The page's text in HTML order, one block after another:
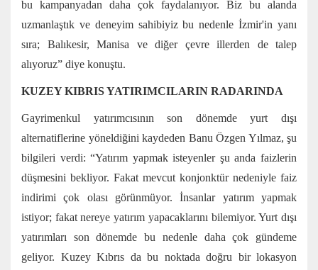
bu kampanyadan daha çok faydalanıyor. Biz bu alanda
uzmanlaştık ve deneyim sahibiyiz bu nedenle İzmir'in yanı
sıra; Balıkesir, Manisa ve diğer çevre illerden de talep
alıyoruz” diye konuştu.
KUZEY KIBRIS YATIRIMCILARIN RADARINDA
Gayrimenkul yatırımcısının son dönemde yurt dışı
alternatiflerine yöneldiğini kaydeden Banu Özgen Yılmaz, şu
bilgileri verdi: “Yatırım yapmak isteyenler şu anda faizlerin
düşmesini bekliyor. Fakat mevcut konjonktür nedeniyle faiz
indirimi çok olası görünmüyor. İnsanlar yatırım yapmak
istiyor; fakat nereye yatırım yapacaklarını bilemiyor. Yurt dışı
yatırımları son dönemde bu nedenle daha çok gündeme
geliyor. Kuzey Kıbrıs da bu noktada doğru bir lokasyon